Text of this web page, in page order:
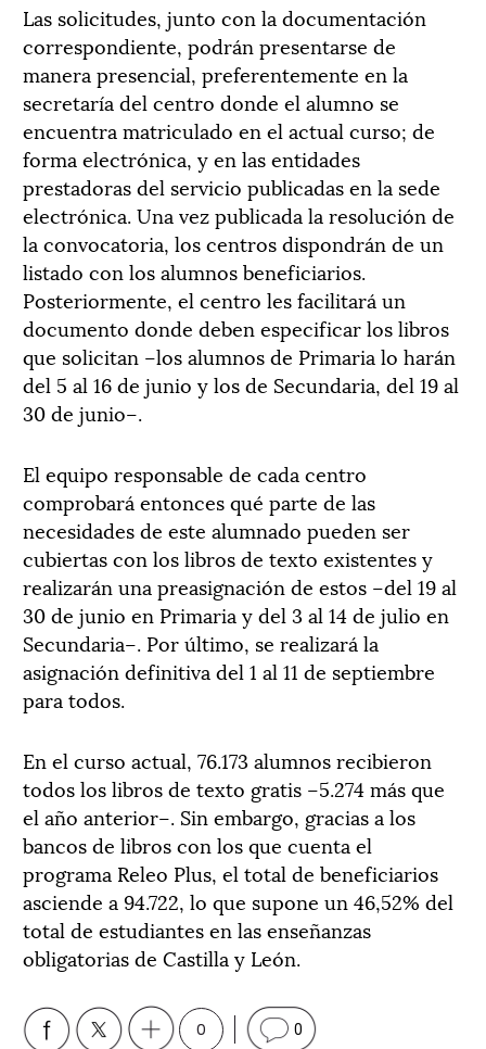
Las solicitudes, junto con la documentación
correspondiente, podrán presentarse de
manera presencial, preferentemente en la
secretaría del centro donde el alumno se
encuentra matriculado en el actual curso; de
forma electrónica, y en las entidades
prestadoras del servicio publicadas en la sede
electrónica. Una vez publicada la resolución de
la convocatoria, los centros dispondrán de un
listado con los alumnos beneficiarios.
Posteriormente, el centro les facilitará un
documento donde deben especificar los libros
que solicitan –los alumnos de Primaria lo harán
del 5 al 16 de junio y los de Secundaria, del 19 al
30 de junio–.
El equipo responsable de cada centro
comprobará entonces qué parte de las
necesidades de este alumnado pueden ser
cubiertas con los libros de texto existentes y
realizarán una preasignación de estos –del 19 al
30 de junio en Primaria y del 3 al 14 de julio en
Secundaria–. Por último, se realizará la
asignación definitiva del 1 al 11 de septiembre
para todos.
En el curso actual, 76.173 alumnos recibieron
todos los libros de texto gratis –5.274 más que
el año anterior–. Sin embargo, gracias a los
bancos de libros con los que cuenta el
programa Releo Plus, el total de beneficiarios
asciende a 94.722, lo que supone un 46,52% del
total de estudiantes en las enseñanzas
obligatorias de Castilla y León.
0 0